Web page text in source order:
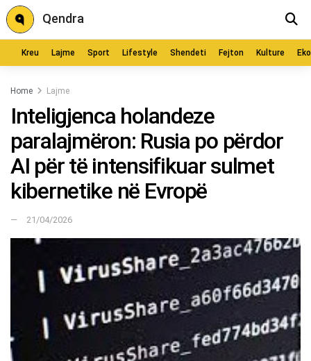
Qendra
Kreu Lajme Sport Lifestyle Shendeti Fejton Kulture
Home Lajme
Inteligjenca holandeze
paralajmëron: Rusia po përdor
AI për të intensifikuar sulmet
kibernetike në Evropë
21/04/2026